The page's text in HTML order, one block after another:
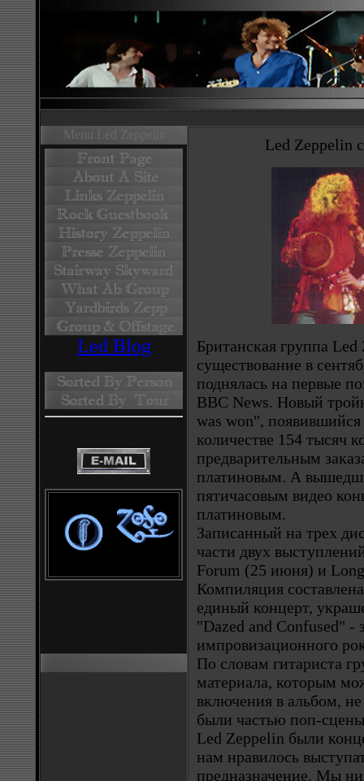
Menu Led Zeppelin
Led Blog
Led Zeppelin
Британская группа
существование в
поднялась на первые
BBC News. Новый
was won",
количестве 154 тысяч
предварительным
платиновым. А
пятичасовым видео
платиновым.
Записанный на трех
части двух
Forum (25 июня) и
Компиляция
единый концерт,
"Dazed and Confused" -
импровизационного
По словам гитариста
материала, которым
включения в альбом,
были частью поп-
Led Zeppelin были
нам нравилось
предназначение. Мы